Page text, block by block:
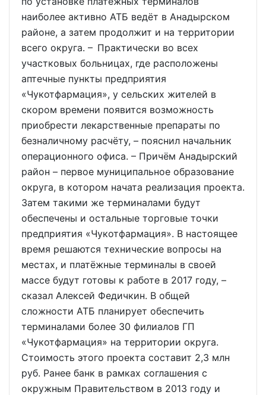
наиболее активно АТБ ведёт в Анадырском
районе, а затем продолжит и на территории
всего округа. – Практически во всех
участковых больницах, где расположены
аптечные пункты предприятия
«Чукотфармация», у сельских жителей в
скором времени появится возможность
приобрести лекарственные препараты по
безналичному расчёту, – пояснил начальник
операционного офиса. – Причём Анадырский
район – первое муниципальное образование
округа, в котором начата реализация проекта.
Затем такими же терминалами будут
обеспечены и остальные торговые точки
предприятия «Чукотфармация». В настоящее
время решаются технические вопросы на
местах, и платёжные терминалы в своей
массе будут готовы к работе в 2017 году, –
сказал Алексей Федичкин. В общей
сложности АТБ планирует обеспечить
терминалами более 30 филиалов ГП
«Чукотфармация» на территории округа.
Стоимость этого проекта составит 2,3 млн
руб. Ранее банк в рамках соглашения с
окружным Правительством в 2013 году и